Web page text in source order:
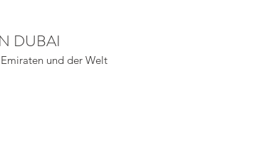
DUBAI
und der Welt